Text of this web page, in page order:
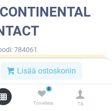
Lisää ostoskoriin
0
Toivelista Tili
784061
yhdistelmää.